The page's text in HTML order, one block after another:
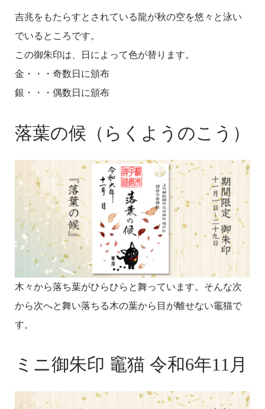
吉兆をもたらすとされている龍が秋の空を悠々と泳い
でいるところです。
この御朱印は、日によって色が替ります。
金・・・奇数日に頒布
銀・・・偶数日に頒布
落葉の候（らくようのこう）
木々から落ち葉がひらひらと舞っています。そんな次
から次へと舞い落ちる木の葉から目が離せない竈猫で
す。
ミニ御朱印 竈猫 令和6年11月